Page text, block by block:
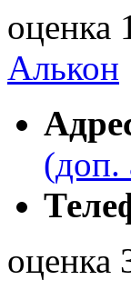
оценка
Алькон
(доп.
оценка